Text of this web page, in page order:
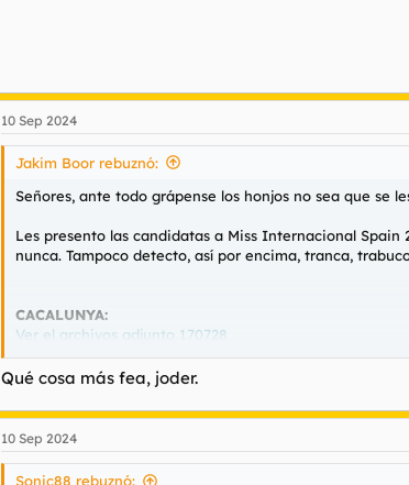
PATERALANDIA MUYAYA
Ver el archivos adjunto 170742
TIERRA DE PELAYO. Se llama Sinaí, será por eso
Ver el archivos adjunto 170743
ANDASULÍA
TIERRA DE LA VIRGEN DEL PILAR
Más información sobre las potrancas aquí:
Todas las candidatas a 'Miss
10 Sep 2024
Jakim Boor rebuznó:
Señores, ante todo grápense los honjos no sea que se
Les presento las candidatas a Miss Internacional
nunca. Tampoco detecto, así por encima, tranca,
CACALUNYA:
Ver el archivos adjunto 170728
Ver el archivos adjunto 170729
ILLAS BALLEARICAS
Qué cosa más fea, joder.
10 Sep 2024
Sonic88 rebuznó: